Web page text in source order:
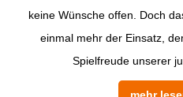
keine Wünsche offen. Doch
einmal mehr der Einsatz,
Spielfreude unserer